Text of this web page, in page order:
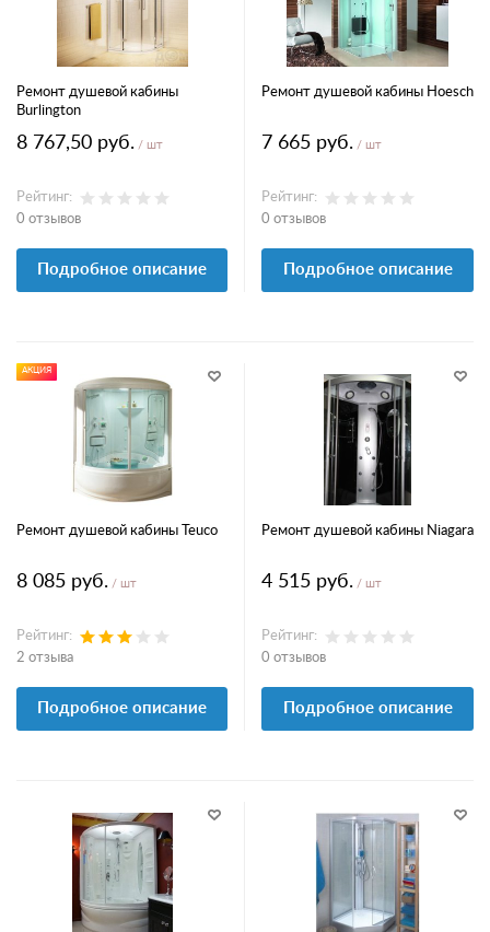
Ремонт душевой кабины
Burlington
8 767,50 руб. / шт
Рейтинг:
0 отзывов
Подробное описание
Ремонт душевой кабины Hoesch
7 665 руб. / шт
Рейтинг:
0 отзывов
Подробное описание
АКЦИЯ
Ремонт душевой кабины Teuco
8 085 руб. / шт
Рейтинг:
2 отзыва
Подробное описание
Ремонт душевой кабины Niagara
4 515 руб. / шт
Рейтинг:
0 отзывов
Подробное описание